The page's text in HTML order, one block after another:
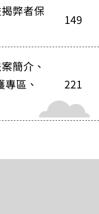
弊者保
149
簡介、
區、
221